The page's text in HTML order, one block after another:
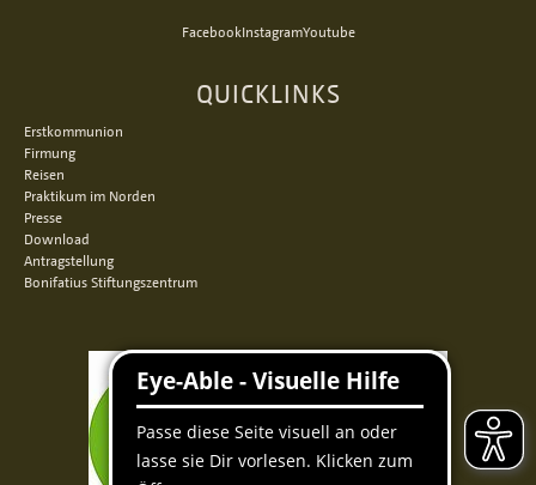
FacebookInstagramYoutube
QUICKLINKS
Erstkommunion
Firmung
Reisen
Praktikum im Norden
Presse
Download
Antragstellung
Bonifatius Stiftungszentrum